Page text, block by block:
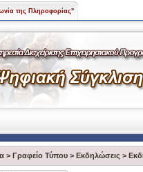
της Πληροφορίας"
> Γραφείο Τύπου > Εκδηλώσεις >